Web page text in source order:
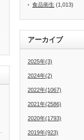
食品衛生 (1,013)
アーカイブ
2025年(3)
2024年(2)
2022年(1067)
2021年(2586)
2020年(1793)
2019年(923)